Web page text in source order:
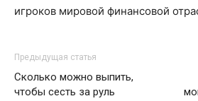
игроков мировой финансовой
Предыдущая статья
Сколько можно выпить,
чтобы сесть за руль